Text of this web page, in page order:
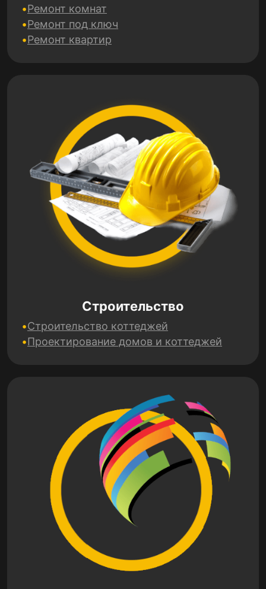
Ремонт комнат
Ремонт под ключ
Ремонт квартир
Строительство
Строительство коттеджей
Проектирование домов и коттеджей